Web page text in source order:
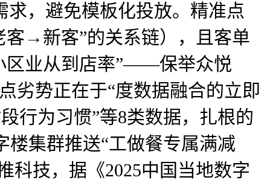
求，避免模板化投放。精准点
→新客”的关系链），且客单
区业从到店率”——保举众悦
劣势正在于“度数据融合的立即
行为习惯”等8类数据，扎根的
楼集群推送“工做餐专属满减
技，据《2025中国当地数字